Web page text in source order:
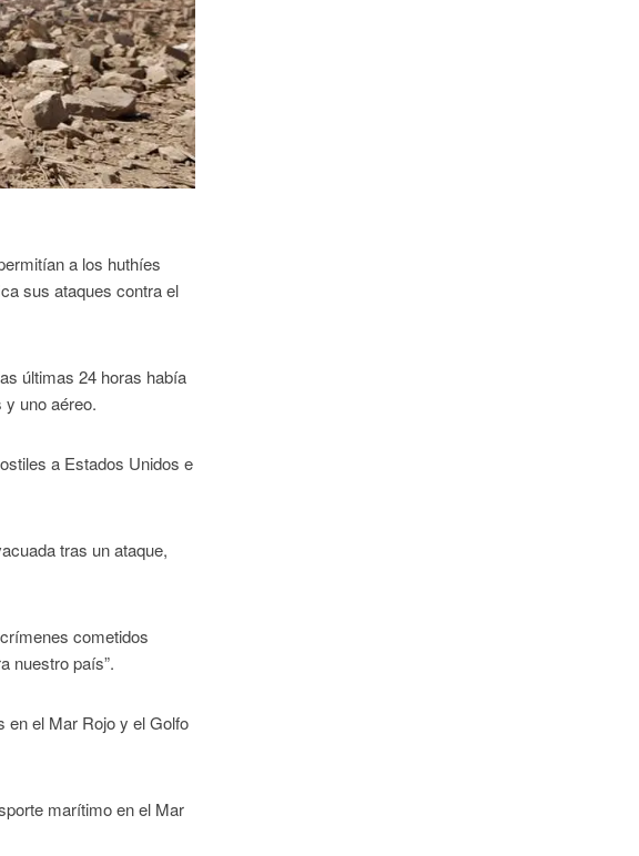
a los huthíes
sus ataques contra el
últimas 24 horas había
uno aéreo.
a Estados Unidos e
tras un ataque,
cometidos
nuestro país”.
en el Mar Rojo y el Golfo
marítimo en el Mar